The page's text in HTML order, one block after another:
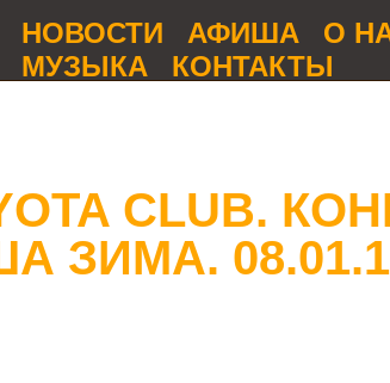
НОВОСТИ АФИША О
МУЗЫКА
КОНТАКТЫ
CLUB.
ЗИМА.